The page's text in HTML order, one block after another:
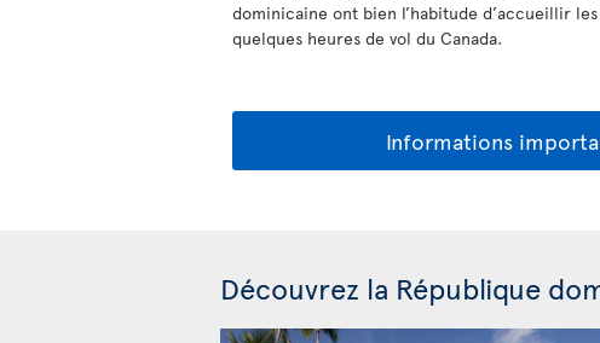
dominicaine ont bien l’habitude d’accueillir
quelques heures de vol du Canada.
Informations
Découvrez la République